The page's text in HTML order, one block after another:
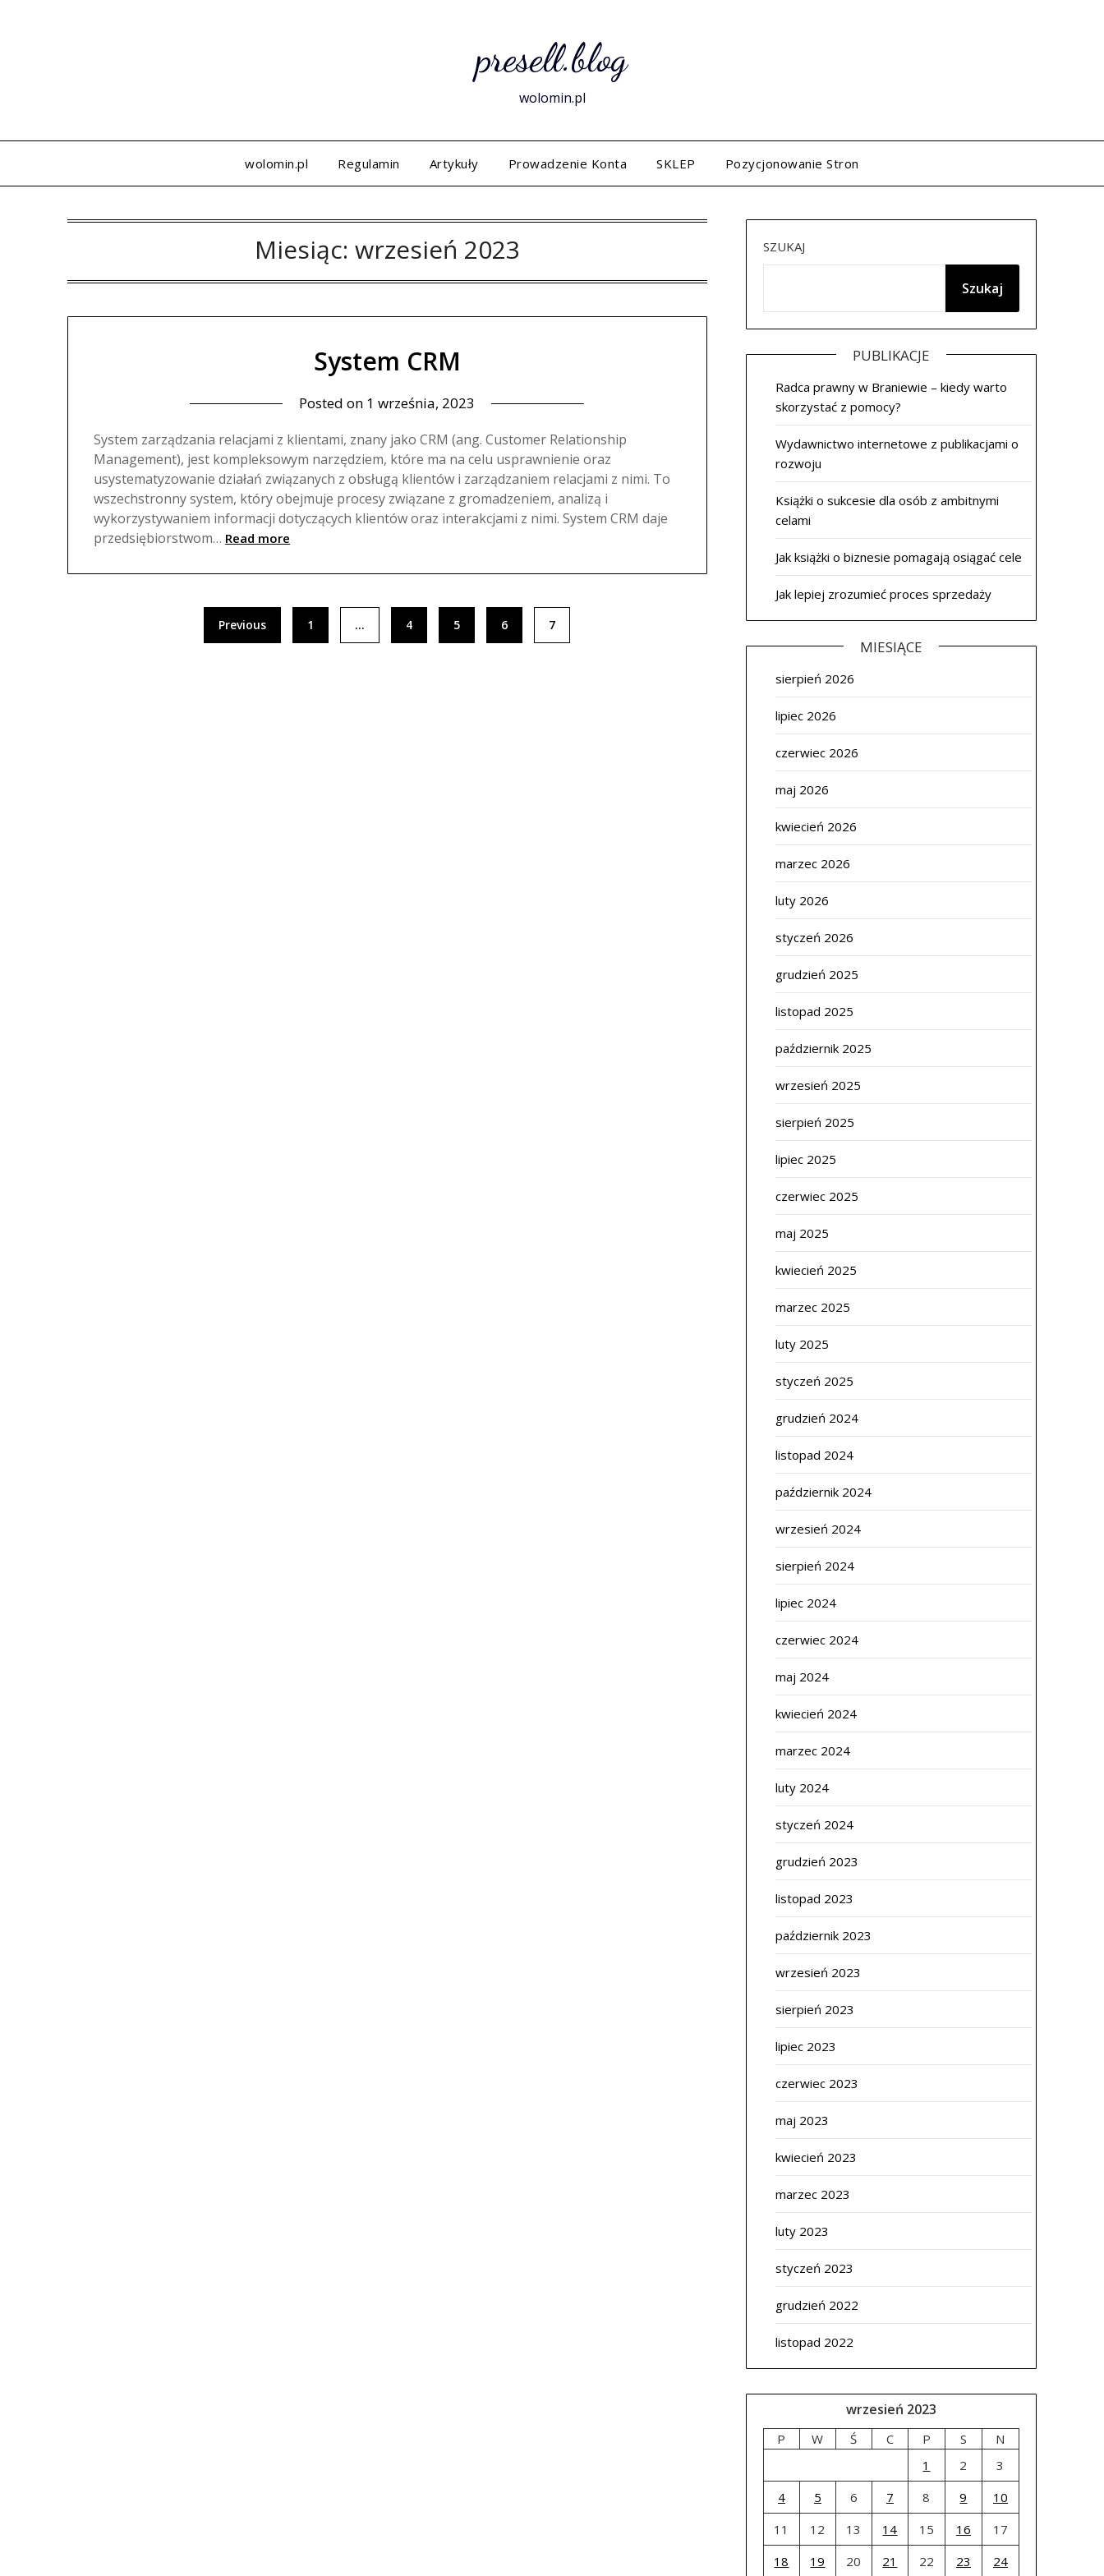
presell.blog
wolomin.pl
wolomin.pl Regulamin Artykuły Prowadzenie Konta SKLEP Pozycjonowanie Stron
Miesiąc: wrzesień 2023
System CRM
Posted on 1 września, 2023
System zarządzania relacjami z klientami, znany jako CRM (ang. Customer Relationship
Management), jest kompleksowym narzędziem, które ma na celu usprawnienie oraz
usystematyzowanie działań związanych z obsługą klientów i zarządzaniem relacjami z nimi. To
wszechstronny system, który obejmuje procesy związane z gromadzeniem, analizą i
wykorzystywaniem informacji dotyczących klientów oraz interakcjami z nimi. System CRM daje
przedsiębiorstwom… Read more
Previous 1 … 4 5 6 7
SZUKAJ
Szukaj
PUBLIKACJE
Radca prawny w Braniewie – kiedy warto
skorzystać z pomocy?
Wydawnictwo internetowe z publikacjami o
rozwoju
Książki o sukcesie dla osób z ambitnymi
celami
Jak książki o biznesie pomagają osiągać cele
Jak lepiej zrozumieć proces sprzedaży
MIESIĄCE
sierpień 2026
lipiec 2026
czerwiec 2026
maj 2026
kwiecień 2026
marzec 2026
luty 2026
styczeń 2026
grudzień 2025
listopad 2025
październik 2025
wrzesień 2025
sierpień 2025
lipiec 2025
czerwiec 2025
maj 2025
kwiecień 2025
marzec 2025
luty 2025
styczeń 2025
grudzień 2024
listopad 2024
październik 2024
wrzesień 2024
sierpień 2024
lipiec 2024
czerwiec 2024
maj 2024
kwiecień 2024
marzec 2024
luty 2024
styczeń 2024
grudzień 2023
listopad 2023
październik 2023
wrzesień 2023
sierpień 2023
lipiec 2023
czerwiec 2023
maj 2023
kwiecień 2023
marzec 2023
luty 2023
styczeń 2023
grudzień 2022
listopad 2022
wrzesień 2023
P W Ś C P S
N
1
2
3
4
5 6 7 8 9
10
11
12 13 14 15 16
17
18
19 20 21 22 23 24